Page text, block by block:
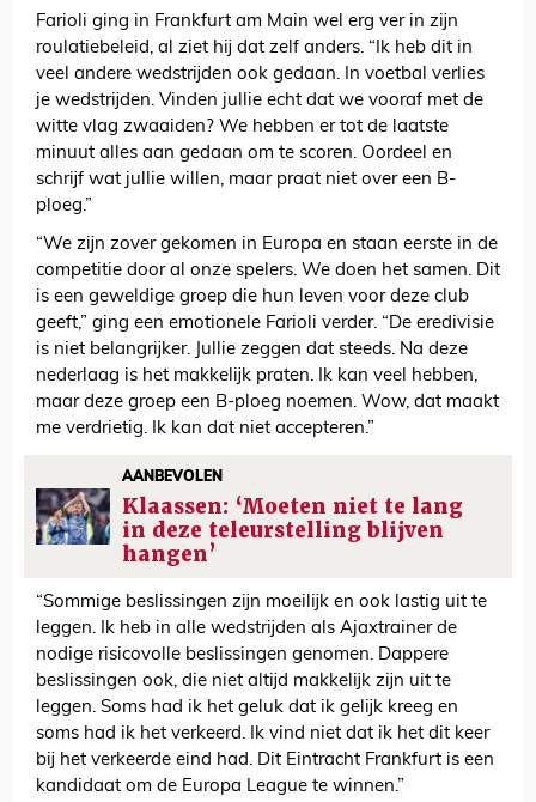
Farioli ging in Frankfurt am Main wel erg ver in zijn
roulatiebeleid, al ziet hij dat zelf anders. “Ik heb dit in
veel andere wedstrijden ook gedaan. In voetbal verlies
je wedstrijden. Vinden jullie echt dat we vooraf met de
witte vlag zwaaiden? We hebben er tot de laatste
minuut alles aan gedaan om te scoren. Oordeel en
schrijf wat jullie willen, maar praat niet over een B-
ploeg.”
“We zijn zover gekomen in Europa en staan eerste in de
competitie door al onze spelers. We doen het samen. Dit
is een geweldige groep die hun leven voor deze club
geeft,” ging een emotionele Farioli verder. “De eredivisie
is niet belangrijker. Jullie zeggen dat steeds. Na deze
nederlaag is het makkelijk praten. Ik kan veel hebben,
maar deze groep een B-ploeg noemen. Wow, dat maakt
me verdrietig. Ik kan dat niet accepteren.”
AANBEVOLEN
Klaassen: ‘Moeten niet te lang
in deze teleurstelling blijven
hangen’
“Sommige beslissingen zijn moeilijk en ook lastig uit te
leggen. Ik heb in alle wedstrijden als Ajaxtrainer de
nodige risicovolle beslissingen genomen. Dappere
beslissingen ook, die niet altijd makkelijk zijn uit te
leggen. Soms had ik het geluk dat ik gelijk kreeg en
soms had ik het verkeerd. Ik vind niet dat ik het dit keer
bij het verkeerde eind had. Dit Eintracht Frankfurt is een
kandidaat om de Europa League te winnen.”